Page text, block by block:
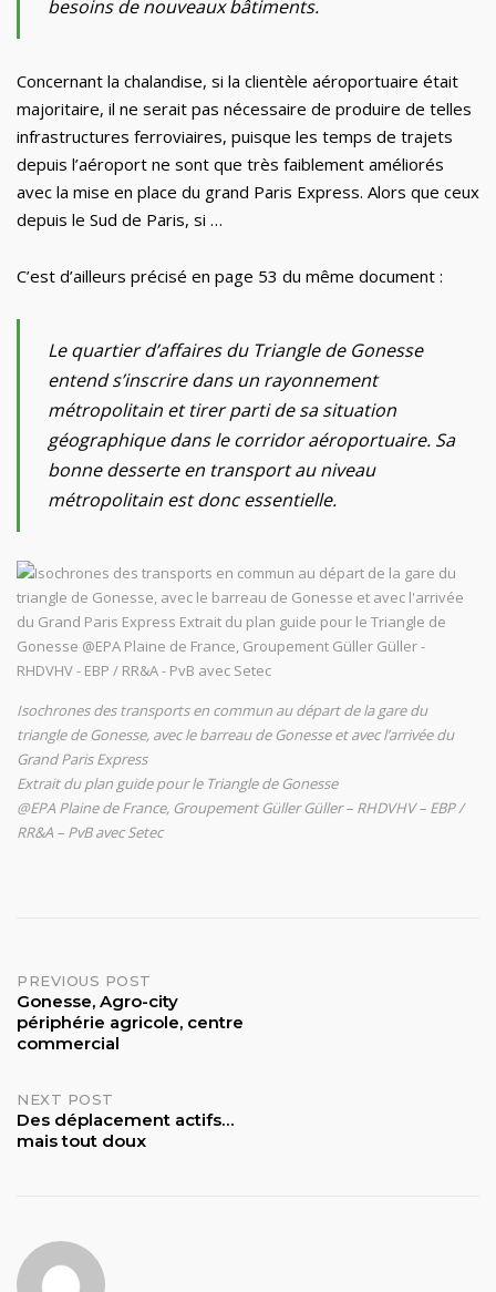
besoins de nouveaux bâtiments.
Concernant la chalandise, si la clientèle aéroportuaire était
majoritaire, il ne serait pas nécessaire de produire de telles
infrastructures ferroviaires, puisque les temps de trajets
depuis l’aéroport ne sont que très faiblement améliorés
avec la mise en place du grand Paris Express. Alors que ceux
depuis le Sud de Paris, si …
C’est d’ailleurs précisé en page 53 du même document :
Le quartier d’affaires du Triangle de Gonesse
entend s’inscrire dans un rayonnement
métropolitain et tirer parti de sa situation
géographique dans le corridor aéroportuaire. Sa
bonne desserte en transport au niveau
métropolitain est donc essentielle.
Isochrones des transports en commun au départ de la gare du
triangle de Gonesse, avec le barreau de Gonesse et avec l’arrivée du
Grand Paris Express
Extrait du plan guide pour le Triangle de Gonesse
@EPA Plaine de France, Groupement Güller Güller – RHDVHV – EBP /
RR&A – PvB avec Setec
Post
navigation
PREVIOUS POST
Gonesse, Agro-city
périphérie agricole, centre
commercial
NEXT POST
Des déplacement actifs…
mais tout doux